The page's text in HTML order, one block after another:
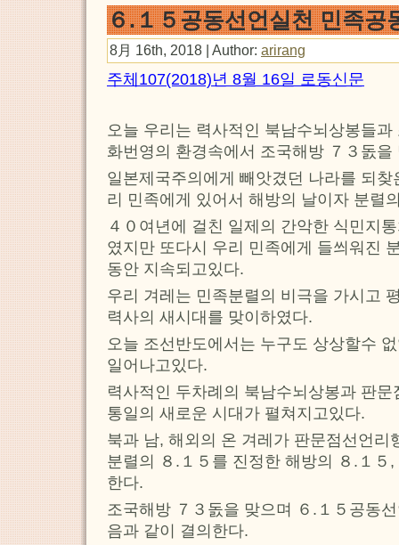
６.１５공동선언실천 민족공
8月 16th, 2018 | Author: arirang
주체107(2018)년 8월 16일 로동신문
오늘 우리는 력사적인 북남수뇌상봉들
화번영의 환경속에서 조국해방 ７３돐을
일본제국주의에게 빼앗겼던 나라를 되
리 민족에게 있어서 해방의 날이자 분렬
４０여년에 걸친 일제의 간악한 식민지
였지만 또다시 우리 민족에게 들씌워진
동안 지속되고있다.
우리 겨레는 민족분렬의 비극을 가시고
력사의 새시대를 맞이하였다.
오늘 조선반도에서는 누구도 상상할수
일어나고있다.
력사적인 두차례의 북남수뇌상봉과 판
통일의 새로운 시대가 펼쳐지고있다.
북과 남, 해외의 온 겨레가 판문점선언리
분렬의 ８.１５를 진정한 해방의 ８.１５
한다.
조국해방 ７３돐을 맞으며 ６.１５공동
음과 같이 결의한다.